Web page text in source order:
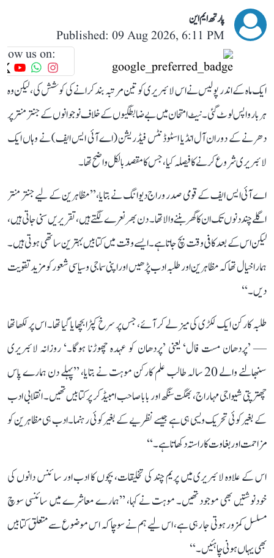
پارتھ ایم این
Published: 09 Aug 2026, 6:11 PM
us on:
ایک ماہ کے اندر پولیس نے اس لائبریری کو تین مرتبہ بند کرانے کی کوشش کی، لیکن وہ
ہر بار واپس لوٹ گئی۔ نیٹ امتحان میں بے ضابطگیوں کے خلاف نوجوانوں کے جنتر منتر پر
دھرنے کے دوران آل انڈیا اسٹوڈنٹس فیڈریشن (اے آئی ایس ایف) نے وہاں ایک
لائبریری شروع کرنے کا فیصلہ کیا، جس کا مقصد بالکل واضح تھا۔
اے آئی ایس ایف کے قومی صدر وراج دیوانگ نے بتایا، ’’مظاہرین کے لیے جنتر منتر
اگلے چند دنوں تک ان کا گھر بننے والا تھا۔ دن بھر نعرے لگتے ہیں، تقریریں سنی جاتی ہیں،
لیکن اس کے بعد کافی وقت بچ جاتا ہے۔ ایسے وقت میں کتابیں بہترین ساتھی ہوتی ہیں۔
ہمارا خیال تھا کہ مظاہرین اور طلبہ ادب پڑھیں اور اپنی سماجی و سیاسی شعور کو مزید تقویت
دیں۔‘‘
طلبہ کارکن ایک لکڑی کی میز لے کر آئے، جس پر سرخ کپڑا بچھایا گیا تھا۔ اس پر لکھا تھا
— ’پردھان مست فال‘ یعنی ’پردھان کو عہدہ چھوڑنا ہوگا۔‘ روزانہ لائبریری
سنبھالنے والے 20 سالہ طالب علم کارکن موہت نے بتایا، ’’پہلے دن ہمارے پاس
چھترپتی شیواجی مہاراج، بھگت سنگھ اور بابا صاحب امبیڈکر پر کتابیں تھیں۔ انقلابی ادب
کے بغیر کوئی تحریک ویسی ہی ہے جیسے نظریے کے بغیر کوئی رہنما۔ ادب ہی مظاہرین کو
مزاحمت اور بغاوت کا راستہ دکھاتا ہے۔‘‘
اس کے علاوہ لائبریری میں پریم چند کی تخلیقات، بچوں کا ادب اور سائنس دانوں کی
خودنوشتیں بھی موجود تھیں۔ موہت نے کہا، ’’ہمارے معاشرے میں سائنسی سوچ
مسلسل کمزور ہوتی جا رہی ہے، اس لیے ہم نے سوچا کہ اس موضوع سے متعلق کتابیں
بھی یہاں ہونی چاہئیں۔‘‘